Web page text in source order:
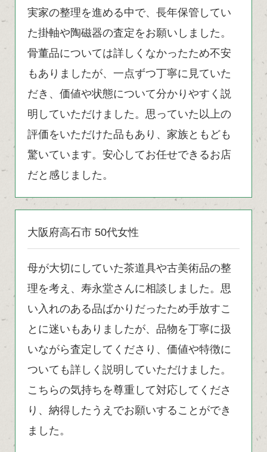
実家の整理を進める中で、長年保管してい
た掛軸や陶磁器の査定をお願いしました。
骨董品については詳しくなかったため不安
もありましたが、一点ずつ丁寧に見ていた
だき、価値や状態について分かりやすく説
明していただけました。思っていた以上の
評価をいただけた品もあり、家族ともども
驚いています。安心してお任せできるお店
だと感じました。
大阪府高石市 50代女性
母が大切にしていた茶道具や古美術品の整
理を考え、寿永堂さんに相談しました。思
い入れのある品ばかりだったため手放すこ
とに迷いもありましたが、品物を丁寧に扱
いながら査定してくださり、価値や特徴に
ついても詳しく説明していただけました。
こちらの気持ちを尊重して対応してくださ
り、納得したうえでお願いすることができ
ました。